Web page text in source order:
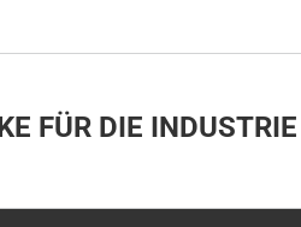
FÜR DIE INDUSTRIE